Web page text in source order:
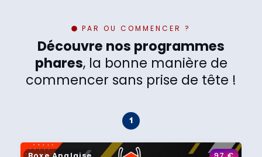
PAR OU COMMENCER ?
Découvre nos programmes
phares, la bonne manière de
commencer sans prise de tête !